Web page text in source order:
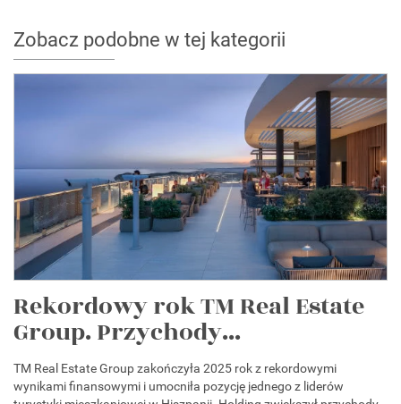
Zobacz podobne w tej kategorii
Rekordowy rok TM Real Estate
Group. Przychody...
TM Real Estate Group zakończyła 2025 rok z rekordowymi
wynikami finansowymi i umocniła pozycję jednego z liderów